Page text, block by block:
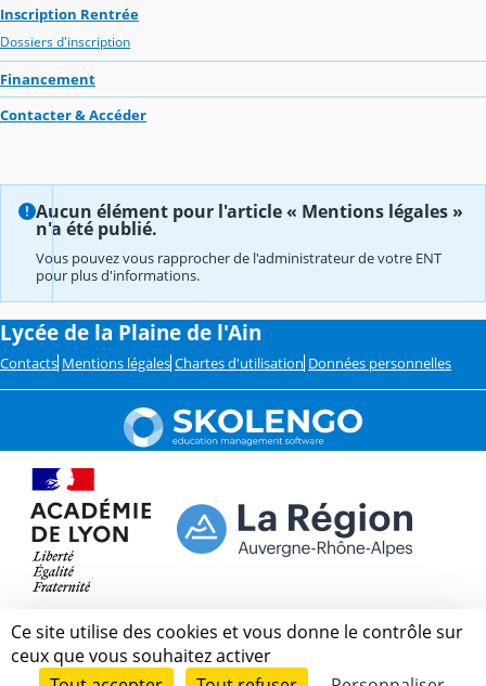
Inscription Rentrée
Dossiers d'inscription
Financement
Contacter & Accéder
Aucun élément pour l'article « Mentions légales »
n'a été publié.
Vous pouvez vous rapprocher de l'administrateur de votre ENT
pour plus d'informations.
Lycée de la Plaine de l'Ain
Contacts Mentions légales Chartes d'utilisation Données personnelles
Ce site utilise des cookies et vous donne le contrôle sur
ceux que vous souhaitez activer